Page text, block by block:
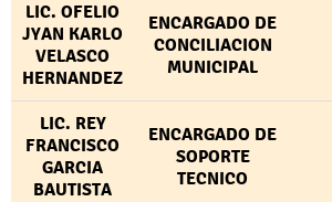
LIC. OFELIO
JYAN KARLO
VELASCO
HERNANDEZ
ENCARGADO DE
CONCILIACION
MUNICIPAL
LIC. REY
FRANCISCO
GARCIA
BAUTISTA
ENCARGADO DE
SOPORTE
TECNICO